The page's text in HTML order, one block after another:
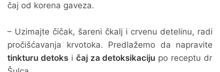
čaj od korena gaveza.
– Uzimajte čičak, šareni čkalj i crvenu detelinu, radi
pročišćavanja krvotoka. Predlažemo da napravite
tinkturu detoksi čaj za detoksikaciju po receptu dr